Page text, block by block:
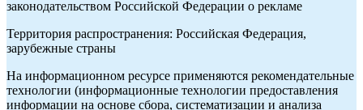
законодательством Российской Федерации о рекламе
Территория распространения: Российская Федерация,
зарубежные страны
На информационном ресурсе применяются рекомендательные
технологии (информационные технологии предоставления
информации на основе сбора, систематизации и анализа